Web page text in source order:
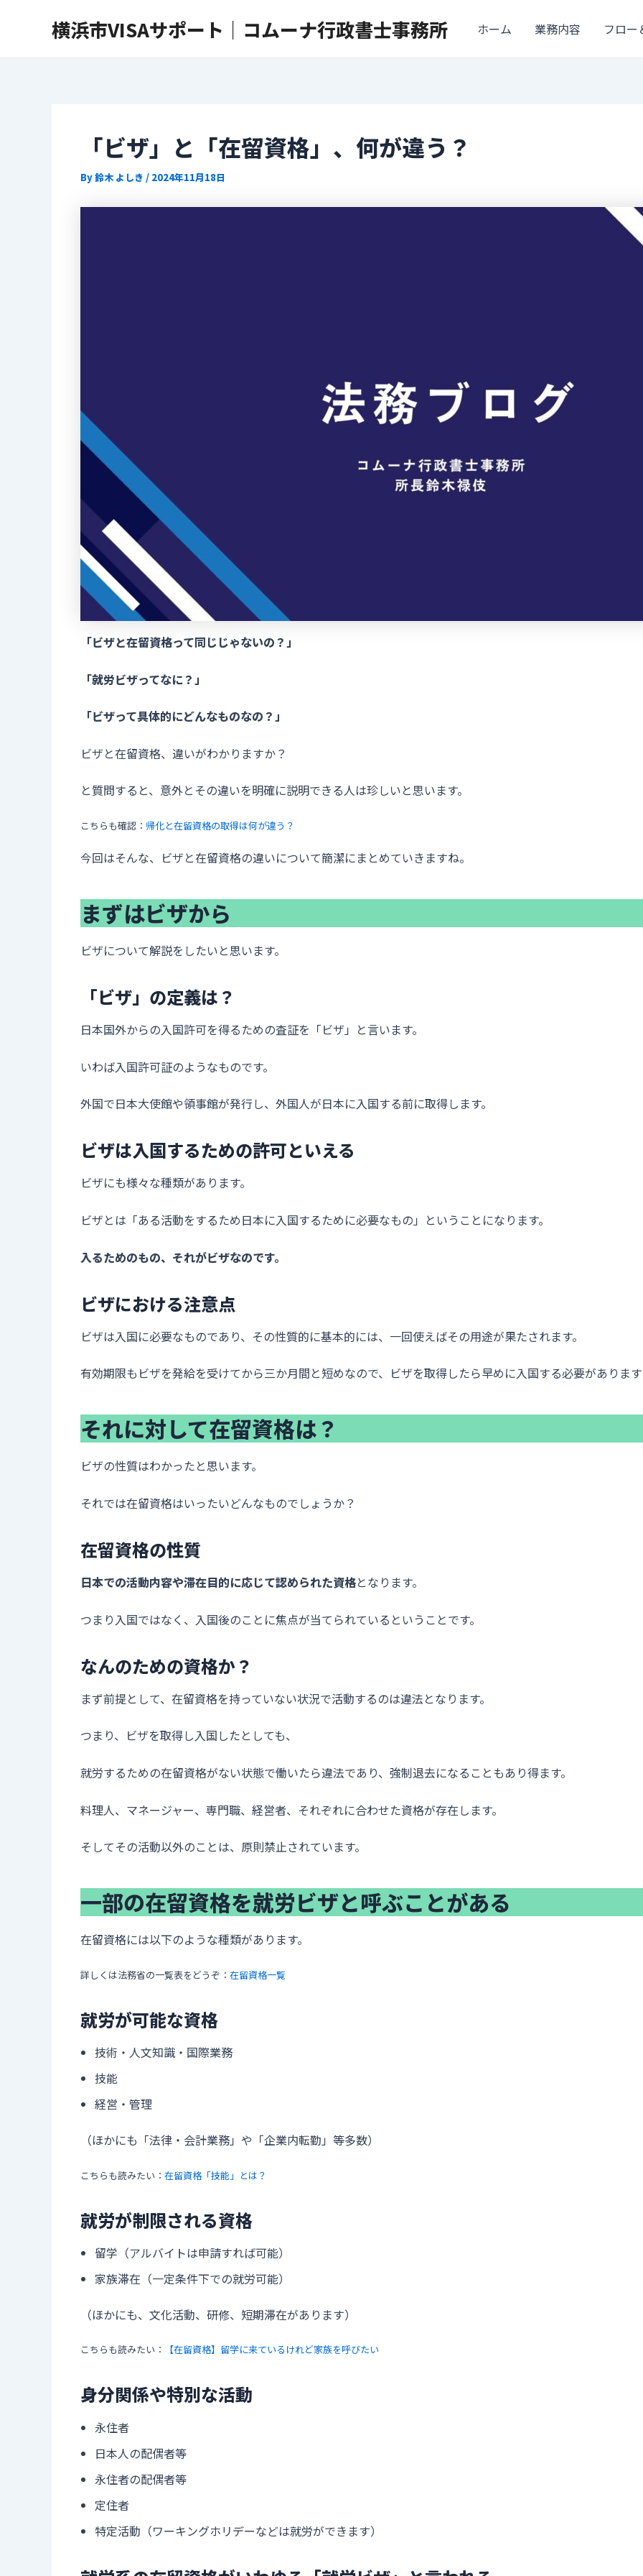
横浜市VISAサポート｜コムーナ行政書士事務所 ホーム 業務内容 フロー
「ビザ」と「在留資格」、何が違う？
By鈴木 よしき / 2024年11月18日
「ビザと在留資格って同じじゃないの？」
「就労ビザってなに？」
「ビザって具体的にどんなものなの？」
ビザと在留資格、違いがわかりますか？
と質問すると、意外とその違いを明確に説明できる人は珍しいと思います。
こちらも確認： 帰化と在留資格の取得は何が違う？
今回はそんな、ビザと在留資格の違いについて簡潔にまとめていきますね。
まずはビザから
ビザについて解説をしたいと思います。
「ビザ」の定義は？
日本国外からの入国許可を得るための査証を「ビザ」と言います。
いわば入国許可証のようなものです。
外国で日本大使館や領事館が発行し、外国人が日本に入国する前に取得します。
ビザは入国するための許可といえる
ビザにも様々な種類があります。
ビザとは「ある活動をするため日本に入国するために必要なもの」ということになります。
入るためのもの、それがビザなのです。
ビザにおける注意点
ビザは入国に必要なものであり、その性質的に基本的には、一回使えばその用途が果たされます。
有効期限もビザを発給を受けてから三か月間と短めなので、ビザを取得したら早めに入国する必要がありま
それに対して在留資格は？
ビザの性質はわかったと思います。
それでは在留資格はいったいどんなものでしょうか？
在留資格の性質
日本での活動内容や滞在目的に応じて認められた資格となります。
つまり入国ではなく、入国後のことに焦点が当てられているということです。
なんのための資格か？
まず前提として、在留資格を持っていない状況で活動するのは違法となります。
つまり、ビザを取得し入国したとしても、
就労するための在留資格がない状態で働いたら違法であり、強制退去になることもあり得ます。
料理人、マネージャー、専門職、経営者、それぞれに合わせた資格が存在します。
そしてその活動以外のことは、原則禁止されています。
一部の在留資格を就労ビザと呼ぶことがある
在留資格には以下のような種類があります。
詳しくは法務省の一覧表をどうぞ： 在留資格一覧
就労が可能な資格
技術・人文知識・国際業務
技能
経営・管理
（ほかにも「法律・会計業務」や「企業内転勤」等多数）
こちらも読みたい： 在留資格「技能」とは？
就労が制限される資格
留学（アルバイトは申請すれば可能）
家族滞在（一定条件下での就労可能）
（ほかにも、文化活動、研修、短期滞在があります）
こちらも読みたい： 【在留資格】留学に来ているけれど家族を呼びたい
身分関係や特別な活動
永住者
日本人の配偶者等
永住者の配偶者等
定住者
特定活動（ワーキングホリデーなどは就労ができます）
navigation